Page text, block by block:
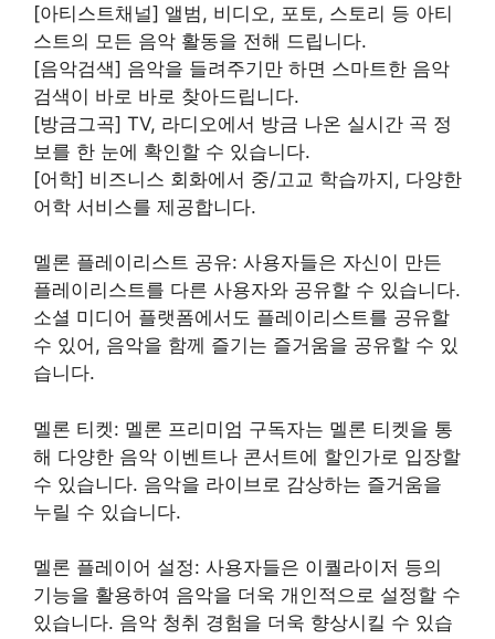
[아티스트채널] 앨범, 비디오, 포토, 스토리 등 아티
스트의 모든 음악 활동을 전해 드립니다.
[음악검색] 음악을 들려주기만 하면 스마트한 음악
검색이 바로 바로 찾아드립니다.
[방금그곡] TV, 라디오에서 방금 나온 실시간 곡 정
보를 한 눈에 확인할 수 있습니다.
[어학] 비즈니스 회화에서 중/고교 학습까지, 다양한
어학 서비스를 제공합니다.
멜론 플레이리스트 공유: 사용자들은 자신이 만든
플레이리스트를 다른 사용자와 공유할 수 있습니다.
소셜 미디어 플랫폼에서도 플레이리스트를 공유할
수 있어, 음악을 함께 즐기는 즐거움을 공유할 수 있
습니다.
멜론 티켓: 멜론 프리미엄 구독자는 멜론 티켓을 통
해 다양한 음악 이벤트나 콘서트에 할인가로 입장할
수 있습니다. 음악을 라이브로 감상하는 즐거움을
누릴 수 있습니다.
멜론 플레이어 설정: 사용자들은 이퀄라이저 등의
기능을 활용하여 음악을 더욱 개인적으로 설정할 수
있습니다. 음악 청취 경험을 더욱 향상시킬 수 있습